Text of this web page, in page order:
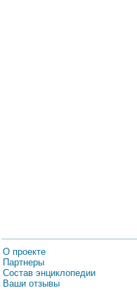
О проекте
Партнеры
Состав энциклопедии
Ваши отзывы